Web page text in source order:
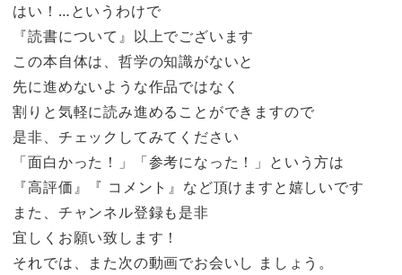
はい！…というわけで
『読書について』以上でございます
この本自体は、哲学の知識がないと
先に進めないような作品ではなく
割りと気軽に読み進めることができますので
是非、チェックしてみてください
「面白かった！」「参考になった！」という方は
『高評価』『 コメント』など頂けますと嬉しいです
また、チャンネル登録も是非
宜しくお願い致します！
それでは、また次の動画でお会いし ましょう。